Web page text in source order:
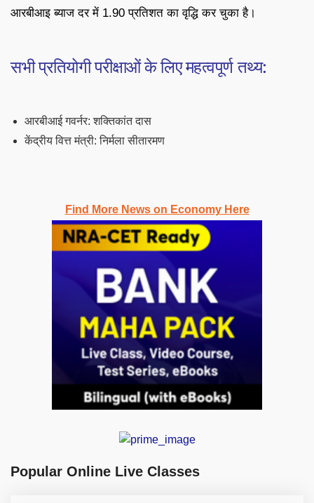
आरबीआइ ब्याज दर में 1.90 प्रतिशत का वृद्धि कर चुका है।
सभी प्रतियोगी परीक्षाओं के लिए महत्वपूर्ण तथ्य:
आरबीआई गवर्नर: शक्तिकांत दास
केंद्रीय वित्त मंत्री: निर्मला सीतारमण
Find More News on Economy Here
Popular Online Live Classes